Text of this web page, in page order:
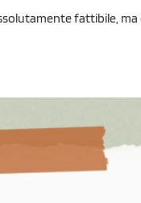
fattibile,